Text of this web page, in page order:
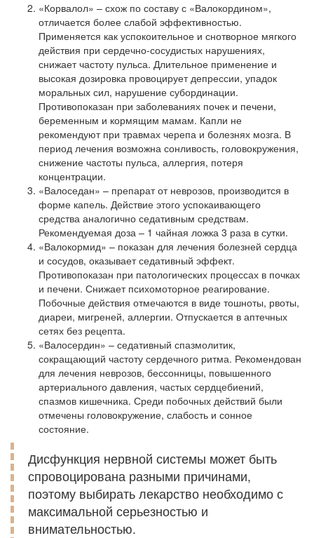
«Корвалол» – схож по составу с «Валокордином»,
отличается более слабой эффективностью.
Применяется как успокоительное и снотворное мягкого
действия при сердечно-сосудистых нарушениях,
снижает частоту пульса. Длительное применение и
высокая дозировка провоцирует депрессии, упадок
моральных сил, нарушение субординации.
Противопоказан при заболеваниях почек и печени,
беременным и кормящим мамам. Капли не
рекомендуют при травмах черепа и болезнях мозга. В
период лечения возможна сонливость, головокружения,
снижение частоты пульса, аллергия, потеря
концентрации.
«Валоседан» – препарат от неврозов, производится в
форме капель. Действие этого успокаивающего
средства аналогично седативным средствам.
Рекомендуемая доза – 1 чайная ложка 3 раза в сутки.
«Валокормид» – показан для лечения болезней сердца
и сосудов, оказывает седативный эффект.
Противопоказан при патологических процессах в почках
и печени. Снижает психомоторное реагирование.
Побочные действия отмечаются в виде тошноты, рвоты,
диареи, мигреней, аллергии. Отпускается в аптечных
сетях без рецепта.
«Валосердин» – седативный спазмолитик,
сокращающий частоту сердечного ритма. Рекомендован
для лечения неврозов, бессонницы, повышенного
артериального давления, частых сердцебиений,
спазмов кишечника. Среди побочных действий были
отмечены головокружение, слабость и сонное
состояние.
Дисфункция нервной системы может быть
спровоцирована разными причинами,
поэтому выбирать лекарство необходимо с
максимальной серьезностью и
внимательностью.